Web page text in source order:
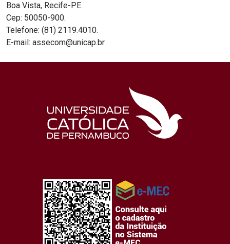
Boa Vista, Recife-PE.
Cep: 50050-900.
Telefone: (81) 2119.4010.
E-mail: assecom@unicap.br